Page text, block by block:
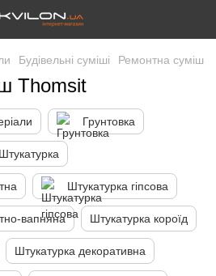
Будівельні суміші Ремонтна суміш
Thomsit
Грунтовка
Штукатурка
Штукатурка гіпсова
вапняна Штукатурка короїд
Штукатурка декоративна